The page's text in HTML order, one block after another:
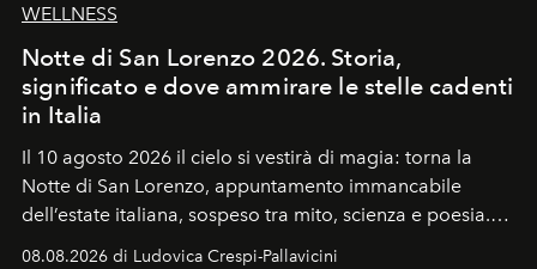
WELLNESS
Notte di San Lorenzo 2026. Storia,
significato e dove ammirare le stelle cadenti
in Italia
Il 10 agosto 2026 il cielo si vestirà di magia: torna la
Notte di San Lorenzo, appuntamento immancabile
dell’estate italiana, sospeso tra mito, scienza e poesia.
08.08.2026 di Ludovica Crespi-Pallavicini